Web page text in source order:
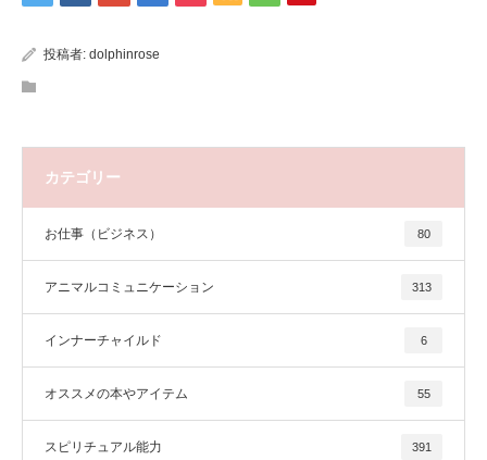
投稿者: dolphinrose
カテゴリー
お仕事（ビジネス） 80
アニマルコミュニケーション 313
インナーチャイルド 6
オススメの本やアイテム 55
スピリチュアル能力 391